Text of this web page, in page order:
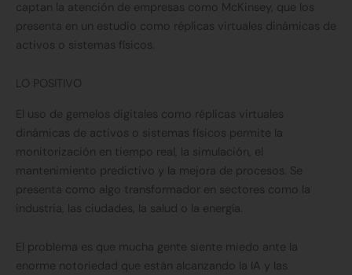
captan la atención de empresas como McKinsey, que los
presenta en un estudio como réplicas virtuales dinámicas de
activos o sistemas físicos.
LO POSITIVO
El uso de gemelos digitales como réplicas virtuales
dinámicas de activos o sistemas físicos permite la
monitorización en tiempo real, la simulación, el
mantenimiento predictivo y la mejora de procesos. Se
presenta como algo transformador en sectores como la
industria, las ciudades, la salud o la energía.
El problema es que mucha gente siente miedo ante la
enorme notoriedad que están alcanzando la IA y las